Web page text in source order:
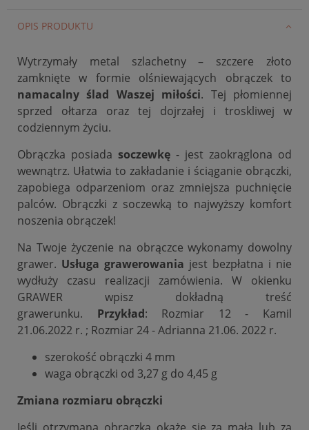
OPIS PRODUKTU
Wytrzymały metal szlachetny – szczere złoto
zamknięte w formie olśniewających obrączek to
namacalny ślad Waszej miłości. Tej płomiennej
sprzed ołtarza oraz tej dojrzałej i troskliwej w
codziennym życiu.
Obrączka posiada soczewkę - jest zaokrąglona od
wewnątrz. Ułatwia to zakładanie i ściąganie obrączki,
zapobiega odparzeniom oraz zmniejsza puchnięcie
palców. Obrączki z soczewką to najwyższy komfort
noszenia obrączek!
Na Twoje życzenie na obrączce wykonamy dowolny
grawer. Usługa grawerowania jest bezpłatna i nie
wydłuży czasu realizacji zamówienia. W okienku
GRAWER wpisz dokładną treść
grawerunku.
Przykład: Rozmiar 12 - Kamil
21.06.2022 r. ; Rozmiar 24 - Adrianna 21.06. 2022 r.
szerokość obrączki 4 mm
waga obrączki od 3,27 g do 4,45 g
Zmiana rozmiaru obrączki